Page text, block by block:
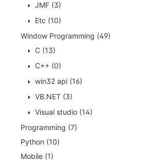
JMF (3)
Etc (10)
Window Programming (49)
C (13)
C++ (0)
win32 api (16)
VB.NET (3)
Visual studio (14)
Programming (7)
Python (10)
Mobile (1)